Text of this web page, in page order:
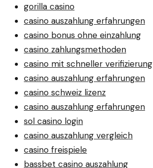
gorilla casino
casino auszahlung erfahrungen
casino bonus ohne einzahlung
casino zahlungsmethoden
casino mit schneller verifizierung
casino auszahlung erfahrungen
casino schweiz lizenz
casino auszahlung erfahrungen
sol casino login
casino auszahlung vergleich
casino freispiele
bassbet casino auszahlung